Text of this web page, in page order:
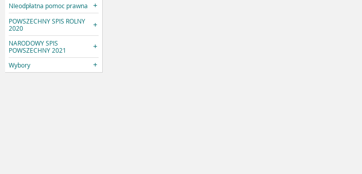
NIeodpłatna pomoc prawna
POWSZECHNY SPIS ROLNY
2020
NARODOWY SPIS
POWSZECHNY 2021
Wybory